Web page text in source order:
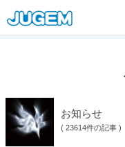
お知らせ
( 23614件の記事 )